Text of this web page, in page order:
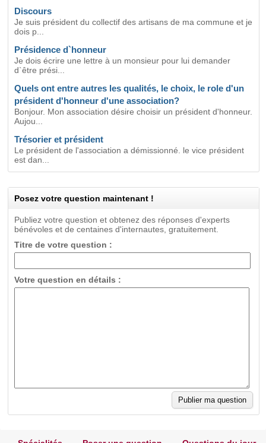
Discours
Je suis président du collectif des artisans de ma commune et je
dois p...
Présidence d`honneur
Je dois écrire une lettre à un monsieur pour lui demander
d`être prési...
Quels ont entre autres les qualités, le choix, le role d'un
président d'honneur d'une association?
Bonjour. Mon association désire choisir un président d'honneur.
Aujou...
Trésorier et président
Le président de l'association a démissionné. le vice président
est dan...
Posez votre question maintenant !
Publiez votre question et obtenez des réponses d'experts
bénévoles et de centaines d'internautes, gratuitement.
Titre de votre question :
Votre question en détails :